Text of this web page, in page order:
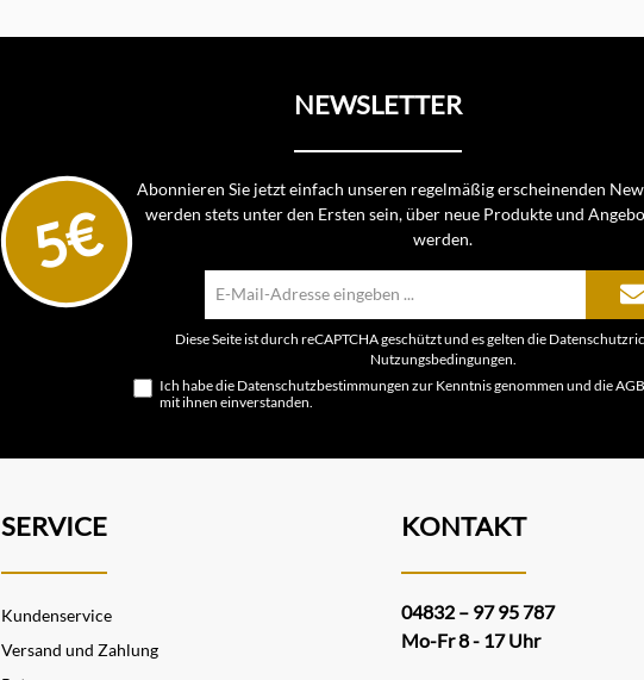
NEWSLETTER
5€
Abonnieren Sie jetzt einfach unseren regelmäßig erscheinenden
werden stets unter den Ersten sein, über neue Produkte und
werden.
Mail-
Adresse*
Diese Seite ist durch reCAPTCHA geschützt und es gelten die
Nutzungsbedingungen
Ich habe die Datenschutzbestimmungen zur Kenntnis genommen und dieAGB
mit ihnen einverstanden.
SERVICE
Kundenservice
Versand und Zahlung
KONTAKT
04832 – 97 95 787
Mo-Fr 8 - 17 Uhr